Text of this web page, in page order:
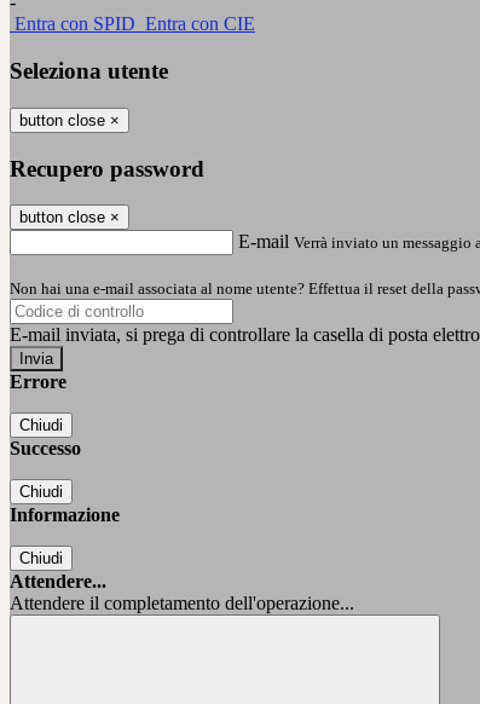
Entra con SPID Entra con CIE
Seleziona utente
button close ×
Recupero password
button close ×
E-mail Verrà inviato un
Non hai una e-mail associata al nome utente? Effettua il reset della
E-mail inviata, si prega di controllare la casella di posta
Errore
Chiudi
Successo
Chiudi
Informazione
Chiudi
Attendere...
Attendere il completamento dell'operazione...